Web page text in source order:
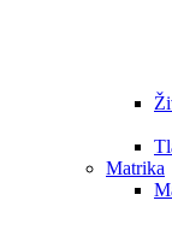
Matrika